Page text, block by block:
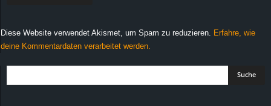
Diese Website verwendet Akismet, um Spam zu reduzieren.
Erfahre, wie
deine Kommentardaten verarbeitet werden.